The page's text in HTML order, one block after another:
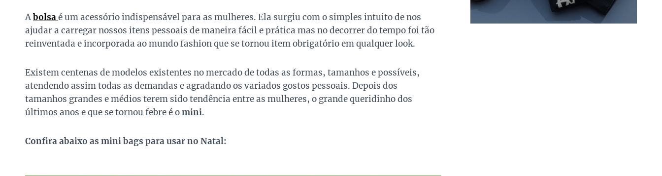
Abolsaé um acessório indispensável para as mulheres. Ela surgiu com o simples intuito de nos
ajudar a carregar nossos itens pessoais de maneira fácil e prática mas no decorrer do tempo foi tão
reinventada e incorporada ao mundo fashion que se tornou item obrigatório em qualquer look.
Existem centenas de modelos existentes no mercado de todas as formas, tamanhos e possíveis,
atendendo assim todas as demandas e agradando os variados gostos pessoais. Depois dos
tamanhos grandes e médios terem sido tendência entre as mulheres, o grande queridinho dos
últimos anos e que se tornou febre é omini.
Confira abaixo as mini bags para usar no Natal: